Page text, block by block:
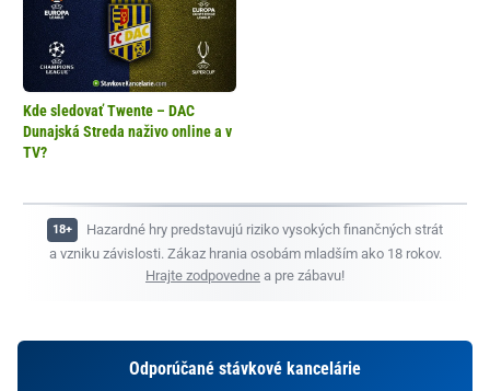
Kde sledovať Twente – DAC
Dunajská Streda naživo online a v
TV?
Hazardné hry predstavujú riziko vysokých finančných strát
a vzniku závislosti. Zákaz hrania osobám mladším ako 18 rokov.
Hrajte zodpovedne a pre zábavu!
Odporúčané stávkové kancelárie